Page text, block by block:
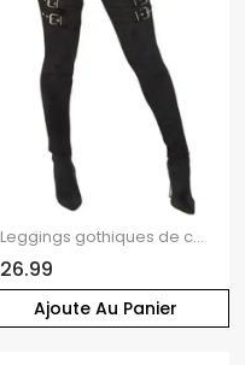
Ajoute Au Panier
Leggings gothiques de couleur unie avec fermeture éclair et anneau en O et sangle à boucle
26.99